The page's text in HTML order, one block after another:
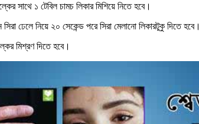
সাথে ১ টেবিল চামচ লিকার মিশিয়ে নিতে হবে।
ঢেলে নিয়ে ২০ সেকেন্ড পরে সিরা মেলানো লিকারটুকু দিতে হবে।
মিশ্রণ দিতে হবে।